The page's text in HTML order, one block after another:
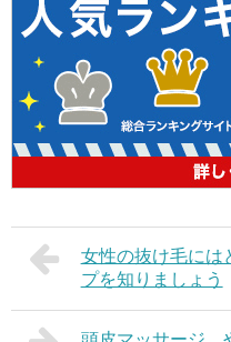
女性の抜け毛には
プを知りましょう